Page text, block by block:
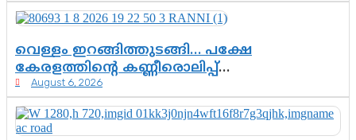
വെള്ളം ഇറങ്ങിത്തുടങ്ങി… പക്ഷേ
കേരളത്തിന്റെ കണ്ണീരൊലിപ്പ്
എന്നവസാനിക്കും?
August 6, 2026